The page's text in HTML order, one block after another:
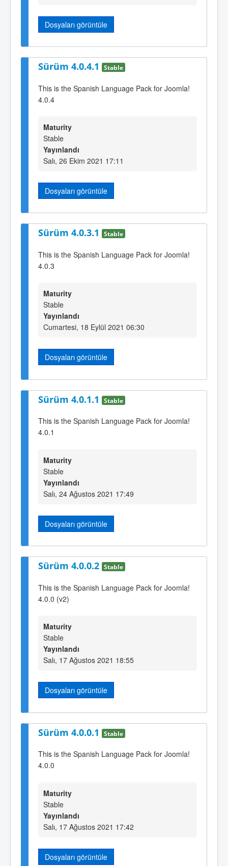
Dosyaları görüntüle
Sürüm 4.0.4.1 Stable
This is the Spanish Language Pack for Joomla!
4.0.4
Maturity
Stable
Yayınlandı
Salı, 26 Ekim 2021 17:11
Dosyaları görüntüle
Sürüm 4.0.3.1 Stable
This is the Spanish Language Pack for Joomla!
4.0.3
Maturity
Stable
Yayınlandı
Cumartesi, 18 Eylül 2021 06:30
Dosyaları görüntüle
Sürüm 4.0.1.1 Stable
This is the Spanish Language Pack for Joomla!
4.0.1
Maturity
Stable
Yayınlandı
Salı, 24 Ağustos 2021 17:49
Dosyaları görüntüle
Sürüm 4.0.0.2 Stable
This is the Spanish Language Pack for Joomla!
4.0.0 (v2)
Maturity
Stable
Yayınlandı
Salı, 17 Ağustos 2021 18:55
Dosyaları görüntüle
Sürüm 4.0.0.1 Stable
This is the Spanish Language Pack for Joomla!
4.0.0
Maturity
Stable
Yayınlandı
Salı, 17 Ağustos 2021 17:42
Dosyaları görüntüle